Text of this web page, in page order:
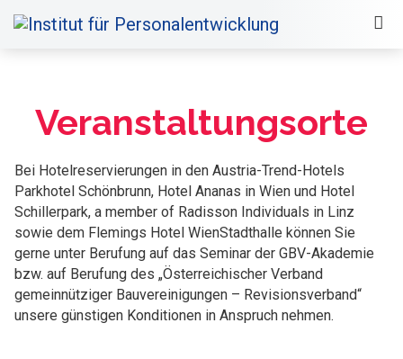
Veranstaltungsorte
Bei Hotelreservierungen in den Austria-Trend-Hotels
Parkhotel Schönbrunn, Hotel Ananas in Wien und Hotel
Schillerpark, a member of Radisson Individuals in Linz
sowie dem Flemings Hotel WienStadthalle können Sie
gerne unter Berufung auf das Seminar der GBV-Akademie
bzw. auf Berufung des „Österreichischer Verband
gemeinnütziger Bauvereinigungen – Revisionsverband“
unsere günstigen Konditionen in Anspruch nehmen.